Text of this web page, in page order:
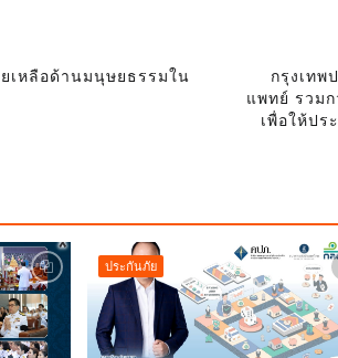
หลือด้านมนุษยธรรมใน
กรุงเทพ
แพทย์ รวม
เพื่อให้ปร
ประกันภัย